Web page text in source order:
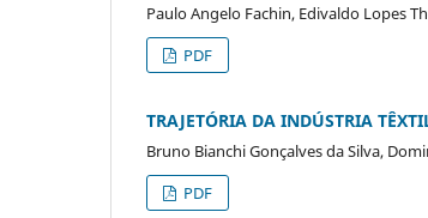
Paulo Angelo Fachin, Edivaldo Lopes
PDF
TRAJETÓRIA DA INDÚSTRIA
Bruno Bianchi Gonçalves da Silva,
PDF